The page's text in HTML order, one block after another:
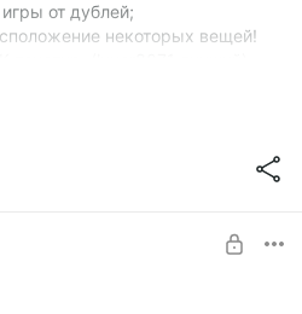
от дублей;
некоторых вещей!
модов озвучки;
не плавает (Не знаю в какой
всё гуд).